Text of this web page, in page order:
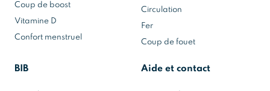
Coup de boost
Vitamine D
Confort menstruel
Circulation
Fer
Coup de fouet
BIB Aide et contact